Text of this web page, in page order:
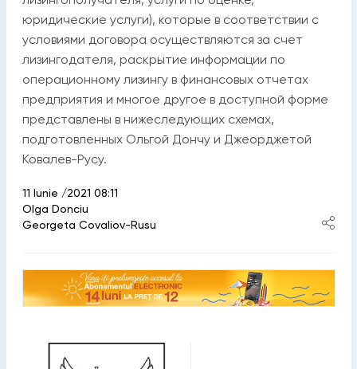
юридические услуги), которые в соответствии с
условиями договора осуществляются за счет
лизингодателя, раскрытие информации по
операционному лизингу в финансовых отчетах
предприятия и многое другое в доступной форме
представлены в нижеследующих схемах,
подготовленных Ольгой Дончу и Джеорджетой
Ковалев-Русу.
11 Iunie /2021 08:11
Olga Donciu
Georgeta Covaliov-Rusu